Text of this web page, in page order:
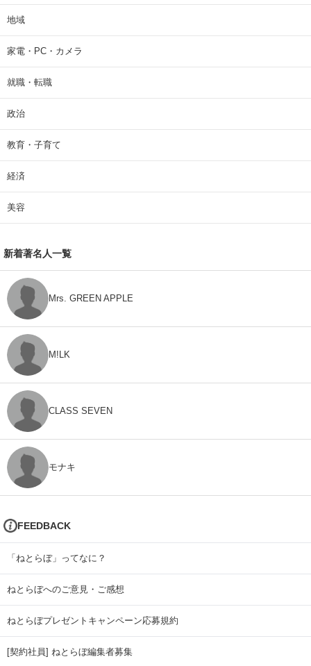
地域
家電・PC・カメラ
就職・転職
政治
教育・子育て
経済
美容
新着著名人一覧
Mrs. GREEN APPLE
M!LK
CLASS SEVEN
モナキ
FEEDBACK
「ねとらぼ」ってなに？
ねとらぼへのご意見・ご感想
ねとらぼプレゼントキャンペーン応募規約
[契約社員] ねとらぼ編集者募集